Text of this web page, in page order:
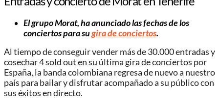
Elgrupo Morat, ha anunciado las fechas de los
conciertos para sugira de conciertos.
Al tiempo de conseguir vender más de 30.000 entradas y
cosechar 4 sold out en su última gira de conciertos por
España, la banda colombiana regresa de nuevo a nuestro
país para bailar y disfrutar acompañado a su público con
sus éxitos en directo.